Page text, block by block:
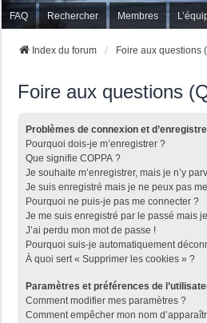
FAQ Rechercher Membres
Index du forum Foire aux questions
Foire aux questions
Problèmes de connexion et
Pourquoi dois-je m’enregistrer ?
Que signifie COPPA ?
Je souhaite m’enregistrer, mais je n’y
Je suis enregistré mais je ne peux pas
Pourquoi ne puis-je pas me connecter ?
Je me suis enregistré par le passé mais
J’ai perdu mon mot de passe !
Pourquoi suis-je automatiquement
À quoi sert « Supprimer les cookies » ?
Paramètres et préférences de
Comment modifier mes paramètres ?
Comment empêcher mon nom